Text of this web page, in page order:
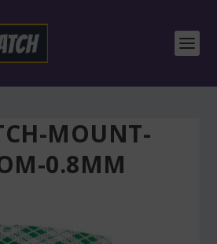
MOUNT-
0.8MM